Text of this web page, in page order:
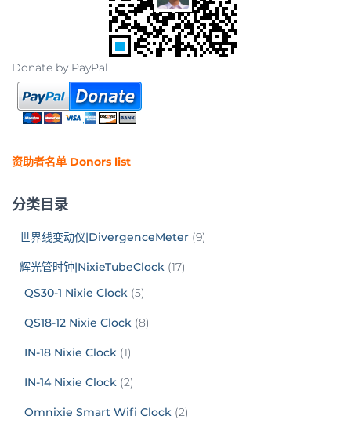
Donate by PayPal
资助者名单 Donors list
分类目录
世界线变动仪|DivergenceMeter (9)
辉光管时钟|NixieTubeClock (17)
QS30-1 Nixie Clock (5)
QS18-12 Nixie Clock (8)
IN-18 Nixie Clock (1)
IN-14 Nixie Clock (2)
Omnixie Smart Wifi Clock (2)